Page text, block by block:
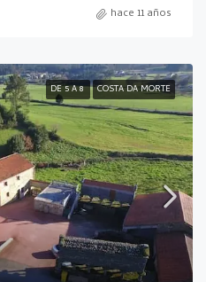
hace 11 años
DE 5 A 8 COSTA DA MORTE